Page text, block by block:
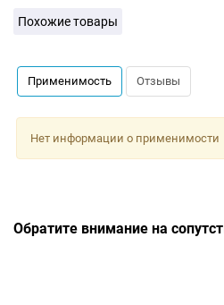
Похожие товары
Применимость Отзывы
Нет информации о применимости
Обратите внимание на